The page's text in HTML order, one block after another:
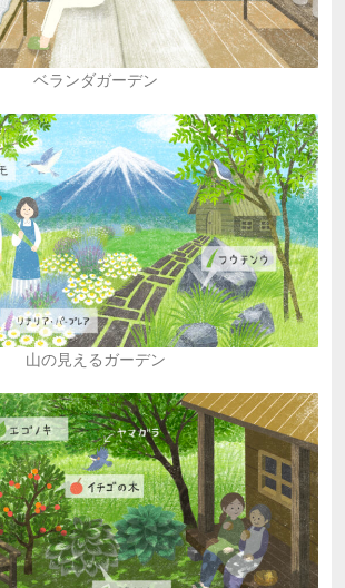
ベランダガーデン
山の見えるガーデン